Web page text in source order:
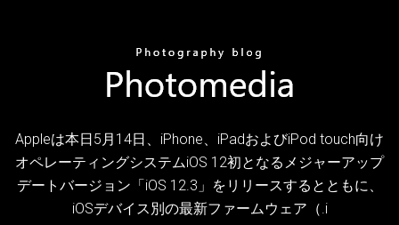
Appleは本日5月14日、iPhone、iPadおよびiPod touch向け
オペレーティングシステムiOS 12初となるメジャーアップ
デートバージョン「iOS 12.3」をリリースするとともに、
iOSデバイス別の最新ファームウェア（.i